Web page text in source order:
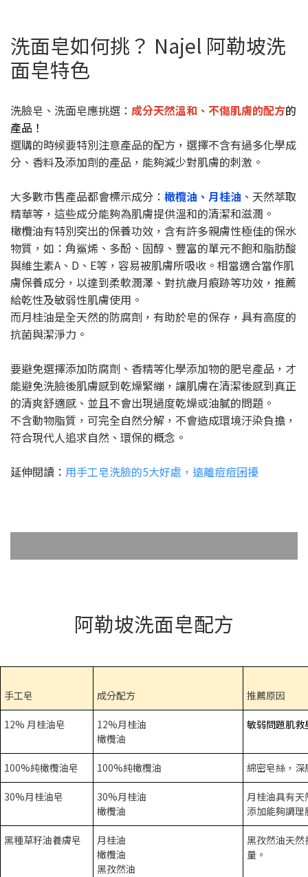
洗面皂如何挑？ Najel 阿勒坡洗
面皂特色
洗臉皂、洗面皂應挑選： 成分天然溫和、不傷肌膚的配方的
產品！
選購的時候要特別注意產品的配方，選擇不含有過多化學成
分、香料及添加劑的產品，能夠減少對肌膚的刺激。
大多數市售產品都會標示成分： 橄欖油、月桂油 、天然萃取
精華等，這些成分能夠為肌膚提供溫和的清潔和滋潤。
橄欖油有特別突出的保養功效，含有許多親膚性極佳的保水
物質，如：角鯊烯、多酚、固醇、豐富的單元不飽和脂肪酸
與維生素A、D、E等，容易被肌膚所吸收。相當適合當作肌
膚保養成分，以達到柔軟潤澤、對抗歲月痕跡等功效，推薦
給乾性及敏弱性肌膚使用。
而月桂油是全天然的防腐劑，有助於皂的保存，具有高度的
抗菌與潔淨力。
要避免選擇添加防腐劑、香精等化學添加物的肥皂產品，才
能避免洗臉後肌膚感到乾燥緊繃，讓肌膚在清潔後感到真正
的清爽舒適感、並且不會出現過度乾燥或油膩的問題。
不含動物脂質，可完全自然分解，不會造成環境汙染負擔，
符合現代人追求自然、環保的概念。
延伸閱讀： 用手工皂洗臉的5大好處，遠離痘痘困擾
細緻泡沫 溫和
敏弱肌適用
阿勒坡洗面皂配方
手工皂 成分配方 推薦原因
12% 月桂油皂
12%月桂油
橄欖油
敏弱問題肌救
100%純橄欖油皂 100%純橄欖油 綿密皂絲，
30%月桂油皂
30%月桂油
橄欖油
月桂油具有
添加能夠調
黑種草籽油養膚皂
月桂油
橄欖油
黑孜然油
黑孜然油天
量。